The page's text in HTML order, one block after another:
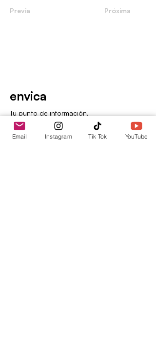
Previa Próxima
envica
Tu punto de información.
Email Instagram Tik Tok YouTube